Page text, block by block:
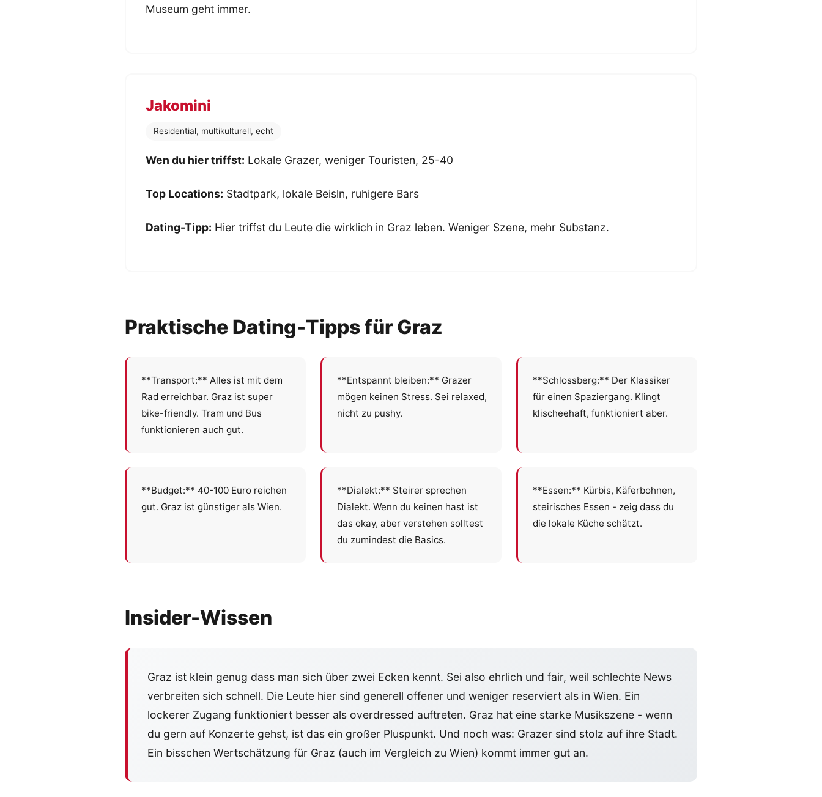
Museum geht immer.
Jakomini
Residential, multikulturell, echt
Wen du hier triffst: Lokale Grazer, weniger Touristen, 25-40
Top Locations: Stadtpark, lokale Beisln, ruhigere Bars
Dating-Tipp: Hier triffst du Leute die wirklich in Graz leben. Weniger Szene, mehr Substanz.
Praktische Dating-Tipps für Graz
**Transport:** Alles ist mit dem
Rad erreichbar. Graz ist super
bike-friendly. Tram und Bus
funktionieren auch gut.
**Entspannt bleiben:** Grazer
mögen keinen Stress. Sei relaxed,
nicht zu pushy.
**Schlossberg:** Der Klassiker
für einen Spaziergang. Klingt
klischeehaft, funktioniert aber.
**Budget:** 40-100 Euro reichen
gut. Graz ist günstiger als Wien.
**Dialekt:** Steirer sprechen
Dialekt. Wenn du keinen hast ist
das okay, aber verstehen solltest
du zumindest die Basics.
**Essen:** Kürbis, Käferbohnen,
steirisches Essen - zeig dass du
die lokale Küche schätzt.
Insider-Wissen
Graz ist klein genug dass man sich über zwei Ecken kennt. Sei also ehrlich und fair, weil schlechte News
verbreiten sich schnell. Die Leute hier sind generell offener und weniger reserviert als in Wien. Ein
lockerer Zugang funktioniert besser als overdressed auftreten. Graz hat eine starke Musikszene - wenn
du gern auf Konzerte gehst, ist das ein großer Pluspunkt. Und noch was: Grazer sind stolz auf ihre Stadt.
Ein bisschen Wertschätzung für Graz (auch im Vergleich zu Wien) kommt immer gut an.